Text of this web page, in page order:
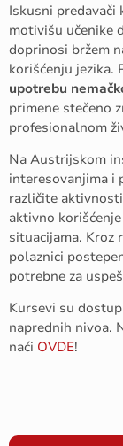
Iskusni predavači
motivišu učenike
doprinosi bržem
korišćenju jezika.
upotrebu
primene stečeno
profesionalnom
Na Austrijskom
interesovanjima i
različite
aktivno
situacijama. Kroz
polaznici
potrebne za
Kursevi su
naprednih nivoa.
naći OVDE!